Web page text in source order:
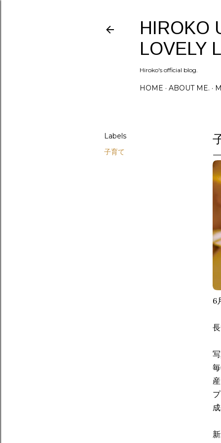
HIROKO
LOVELY
Hiroko's official blog.
HOME ABOUT ME.
Labels
子育て
6